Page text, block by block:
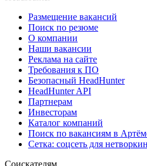
Размещение вакансий
Поиск по резюме
О компании
Наши вакансии
Реклама на сайте
Требования к ПО
Безопасный HeadHunter
HeadHunter API
Партнерам
Инвесторам
Каталог компаний
Поиск по вакансиям в
Сетка: соцсеть для
Соискателям